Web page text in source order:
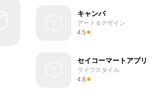
キャンバ
アート＆デザイン
4.5
セイコーマートアプリ
ライフスタイル
4.8